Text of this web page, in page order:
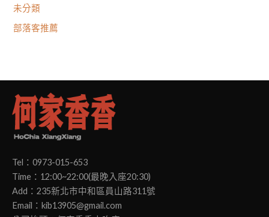
未分類
部落客推薦
Tel：0973-015-653
Time：12:00~22:00(最晚入座20:30)
Add：235新北市中和區員山路311號
Email：kib13905@gmail.com